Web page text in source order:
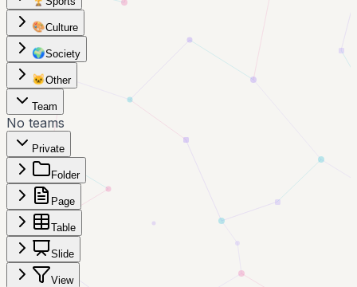
🎨Culture
🌍Society
🐱Other
Team
No teams
Private
Folder
Page
Table
Slide
View